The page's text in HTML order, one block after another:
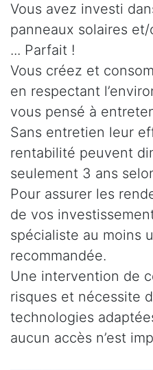
Vous avez investi
panneaux solaires
... Parfait !
Vous créez et
en respectant
vous pensé à
Sans entretien leur
rentabilité peuvent
seulement 3 ans
Pour assurer les
de vos
spécialiste au moins
recommandée.
Une intervention de
risques et nécessite
technologies
aucun accès n’est